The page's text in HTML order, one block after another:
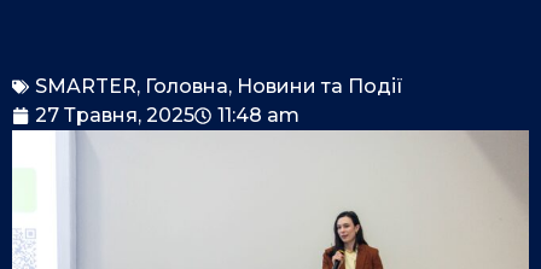
SMARTER, Головна, Новини та Події
27 Травня, 2025
11:48 am